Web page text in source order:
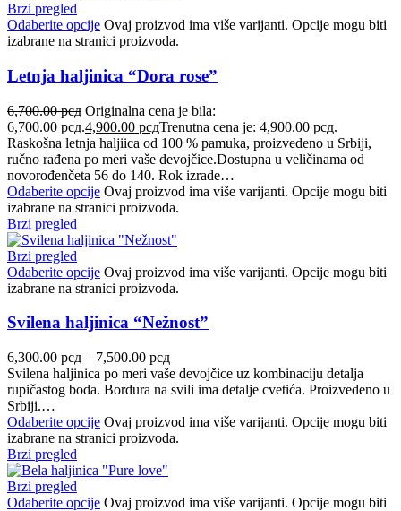
Brzi pregled
Odaberite opcije Ovaj proizvod ima više varijanti. Opcije mogu biti
izabrane na stranici proizvoda.
Letnja haljinica “Dora rose”
6,700.00рсд Originalna cena je bila:
6,700.00 рсд.4,900.00 рсдTrenutna cena je: 4,900.00 рсд.
Raskošna letnja haljiica od 100 % pamuka, proizvedeno u Srbiji,
ručno rađena po meri vaše devojčice.Dostupna u veličinama od
novorođenčeta 56 do 140. Rok izrade…
Odaberite opcije Ovaj proizvod ima više varijanti. Opcije mogu biti
izabrane na stranici proizvoda.
Brzi pregled
Brzi pregled
Odaberite opcije Ovaj proizvod ima više varijanti. Opcije mogu biti
izabrane na stranici proizvoda.
Svilena haljinica “Nežnost”
6,300.00 рсд – 7,500.00 рсд
Svilena haljinica po meri vaše devojčice uz kombinaciju detalja
rupičastog boda. Bordura na svili ima detalje cvetića. Proizvedeno u
Srbiji.…
Odaberite opcije Ovaj proizvod ima više varijanti. Opcije mogu biti
izabrane na stranici proizvoda.
Brzi pregled
Brzi pregled
Odaberite opcije Ovaj proizvod ima više varijanti. Opcije mogu biti